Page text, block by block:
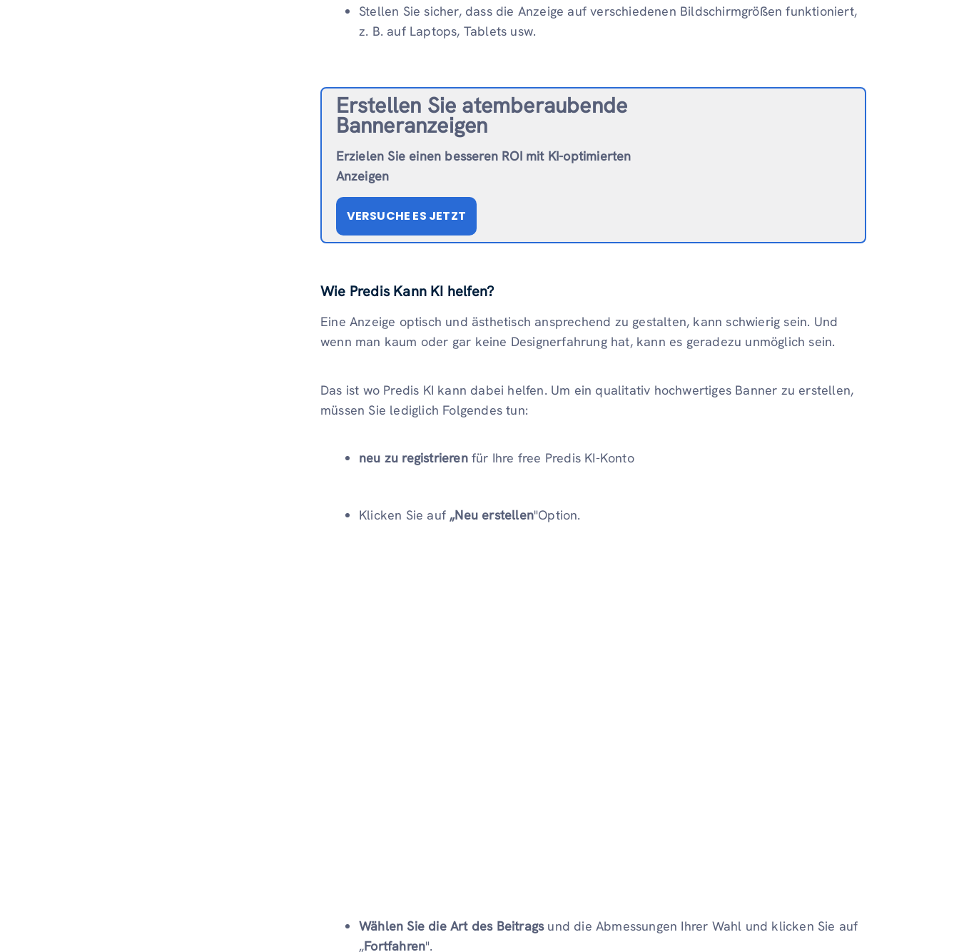
Stellen Sie sicher, dass die Anzeige auf verschiedenen Bildschirmgrößen funktioniert,
z. B. auf Laptops, Tablets usw.
Erstellen Sie atemberaubende
Banneranzeigen
Erzielen Sie einen besseren ROI mit KI-optimierten
Anzeigen
VERSUCHE ES JETZT
Wie Predis Kann KI helfen?
Eine Anzeige optisch und ästhetisch ansprechend zu gestalten, kann schwierig sein. Und
wenn man kaum oder gar keine Designerfahrung hat, kann es geradezu unmöglich sein.
Das ist wo Predis KI kann dabei helfen. Um ein qualitativ hochwertiges Banner zu erstellen,
müssen Sie lediglich Folgendes tun:
neu zu registrierenfür Ihre free Predis KI-Konto
Klicken Sie auf „Neu erstellen"Option.
Wählen Sie die Art des Beitrags und die Abmessungen Ihrer Wahl und klicken Sie auf
„Fortfahren".